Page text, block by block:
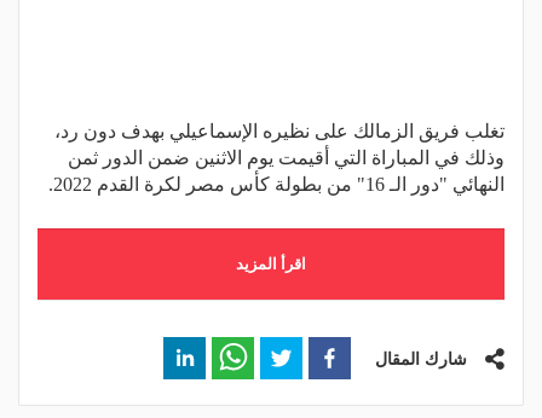
تغلب فريق الزمالك على نظيره الإسماعيلي بهدف دون رد،
وذلك في المباراة التي أقيمت يوم الاثنين ضمن الدور ثمن
النهائي "دور الـ 16" من بطولة كأس مصر لكرة القدم 2022.
اقرأ المزيد
شارك المقال